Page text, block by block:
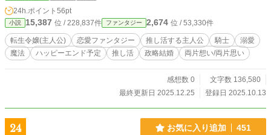
24h.ポイント 56pt
小説 15,387 位 / 228,837件 ファンタジー 2,674 位 / 53,330件
転生令嬢(主人公) 恋愛ファンタジー 推し活する主人公 騎士
溺愛
魔法
ハッピーエンド予定 推し活 政略結婚 両片想い/両片思い
感想数 0
文字数 136,580
最終更新日 2025.12.25
登録日 2025.10.13
24 お気に入り追加 451